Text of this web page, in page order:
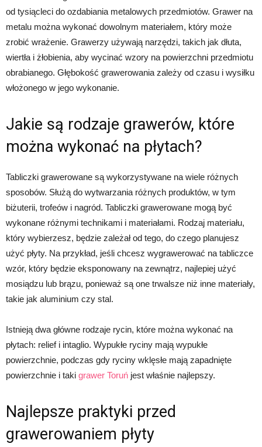
od tysiącleci do ozdabiania metalowych przedmiotów. Grawer na
metalu można wykonać dowolnym materiałem, który może
zrobić wrażenie. Grawerzy używają narzędzi, takich jak dłuta,
wiertła i żłobienia, aby wycinać wzory na powierzchni przedmiotu
obrabianego. Głębokość grawerowania zależy od czasu i wysiłku
włożonego w jego wykonanie.
Jakie są rodzaje grawerów, które
można wykonać na płytach?
Tabliczki grawerowane są wykorzystywane na wiele różnych
sposobów. Służą do wytwarzania różnych produktów, w tym
biżuterii, trofeów i nagród. Tabliczki grawerowane mogą być
wykonane różnymi technikami i materiałami. Rodzaj materiału,
który wybierzesz, będzie zależał od tego, do czego planujesz
użyć płyty. Na przykład, jeśli chcesz wygrawerować na tabliczce
wzór, który będzie eksponowany na zewnątrz, najlepiej użyć
mosiądzu lub brązu, ponieważ są one trwalsze niż inne materiały,
takie jak aluminium czy stal.
Istnieją dwa główne rodzaje rycin, które można wykonać na
płytach: relief i intaglio. Wypukłe ryciny mają wypukłe
powierzchnie, podczas gdy ryciny wklęsłe mają zapadnięte
powierzchnie i taki grawer Toruń jest właśnie najlepszy.
Najlepsze praktyki przed
grawerowaniem płyty